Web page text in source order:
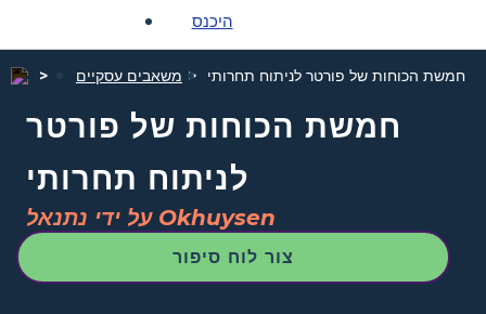
היכנס
משאבים עסקיים חמשת הכוחות של פורטר לניתוח תחרותי
חמשת הכוחות של פורטר
לניתוח תחרותי
על ידי נתנאל Okhuysen
צור לוח סיפור